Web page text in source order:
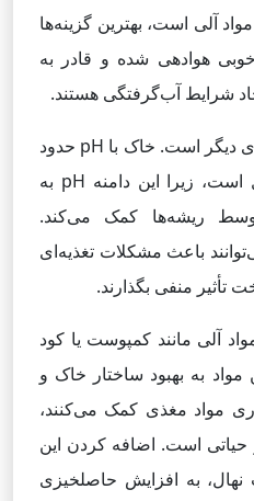
آلی است، بهترین گزینه‌ها
هوادهی شده و قادر به
شرایط آب‌گرفتگی هستند.
پی‌اچ خاک نیز یک عامل کلیدی دیگر است. خاک با pH حدود
۶ تا ۷ برای نهال آلو ایده‌آل است، زیرا این دامنه pH به
ریشه‌ها کمک می‌کند.
باعث مشکلات تغذیه‌ای
تأثیر منفی بگذارند.
آلی مانند کمپوست یا کود
به بهبود ساختار خاک و
مواد مغذی کمک می‌کنند،
حیاتی است. اضافه کردن این
به افزایش حاصلخیزی